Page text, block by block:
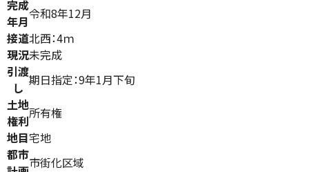
完成
年月令和8年12月
接道北西：4ｍ
現況未完成
引渡
し 期日指定：9年1月下旬
土地
権利所有権
地目宅地
都市市街化区域